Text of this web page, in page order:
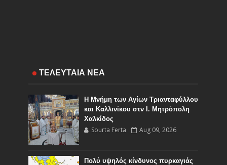
ΤΕΛΕΥΤΑΙΑ ΝΕΑ
Η Μνήμη των Αγίων Τριανταφύλλου
και Καλλινίκου στν Ι. Μητρόπολη
Χαλκίδος
Sourta Ferta Aug 09, 2026
Πολύ υψηλός κίνδυνος πυρκαγιάς